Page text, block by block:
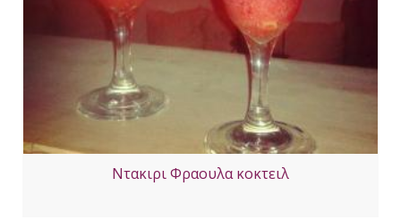
Ντακιρι Φραουλα κοκτειλ